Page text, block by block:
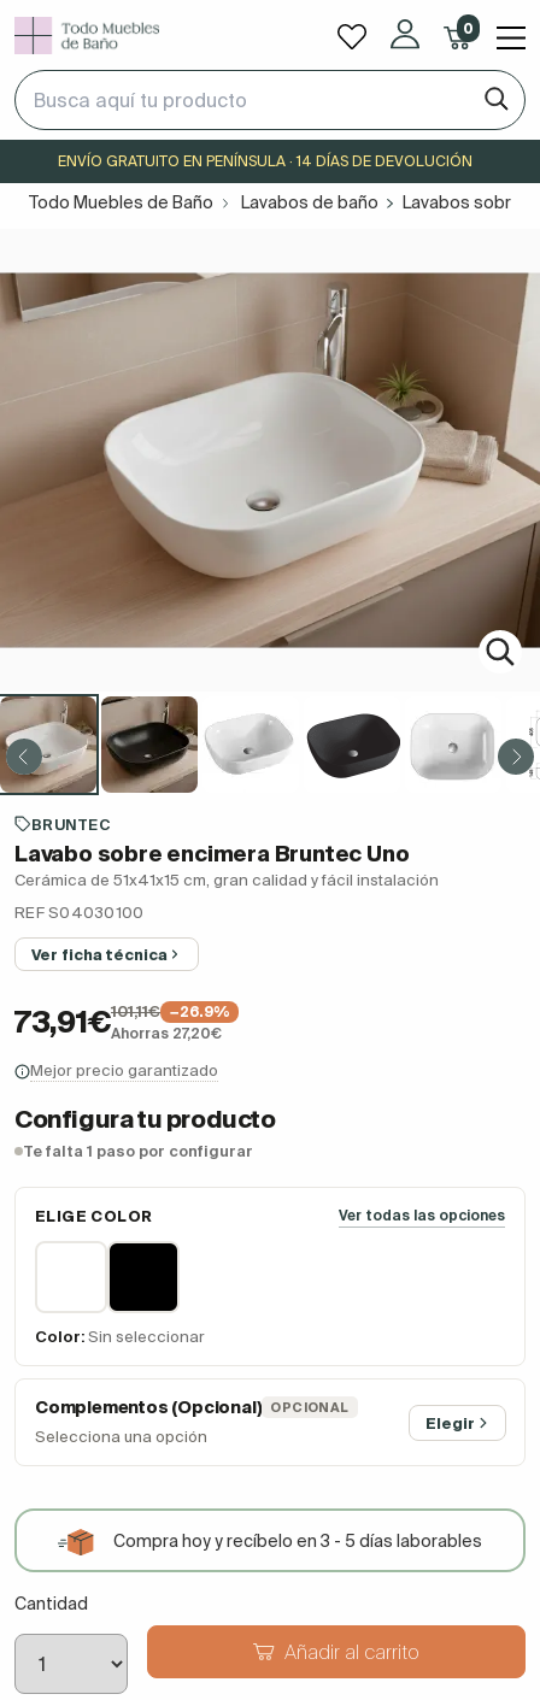
0
ENVÍO GRATUITO EN PENÍNSULA · 14 DÍAS DE DEVOLUCIÓN
Todo Muebles de Baño Lavabos de baño Lavabos sobre
BRUNTEC
Lavabo sobre encimera Bruntec Uno
Cerámica de 51x41x15 cm, gran calidad y fácil instalación
REF S04030100
Ver ficha técnica
73,91€101,11€
−26.9%
Ahorras 27,20€
Mejor precio garantizado
Configura tu producto
Te falta 1 paso por configurar
ELIGE COLOR Ver todas las opciones
Color: Sin seleccionar
Complementos (Opcional) OPCIONAL
Selecciona una opción
Elegir
Compra hoy y recíbelo en 3 - 5 días laborables
Cantidad
Añadir al carrito